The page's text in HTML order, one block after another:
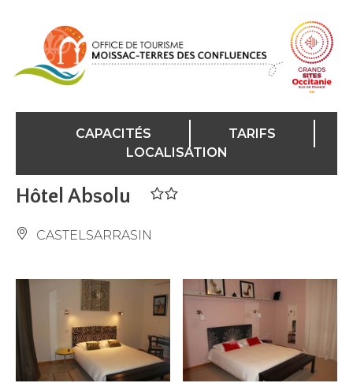
CAPACITÉS
TARIFS
LOCALISATION
Hôtel Absolu
CASTELSARRASIN